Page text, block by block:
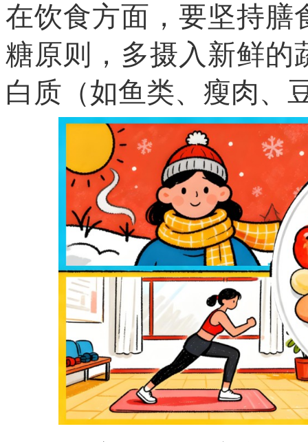
在饮食方面，要坚持膳
糖原则， 多摄入新鲜的
白质（如鱼类、瘦肉、